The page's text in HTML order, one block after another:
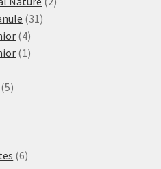
31 31
44
produkty
1 1
55
66